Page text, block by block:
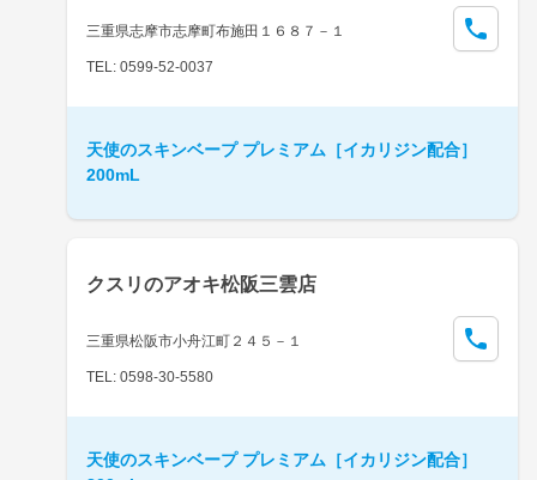
三重県志摩市志摩町布施田１６８７－１
TEL: 0599-52-0037
天使のスキンベープ プレミアム［イカリジン配合］
200mL
クスリのアオキ松阪三雲店
三重県松阪市小舟江町２４５－１
TEL: 0598-30-5580
天使のスキンベープ プレミアム［イカリジン配合］